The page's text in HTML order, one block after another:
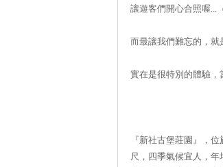
讓遊客們開心合照喔...
而最讓我們難忘的，就
實在是很特別的體驗，
『新社古堡莊園』，
尺，四季氣候宜人，